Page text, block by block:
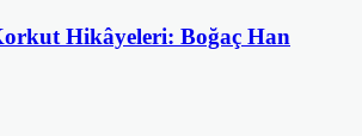
Hikâyeleri: Boğaç Han